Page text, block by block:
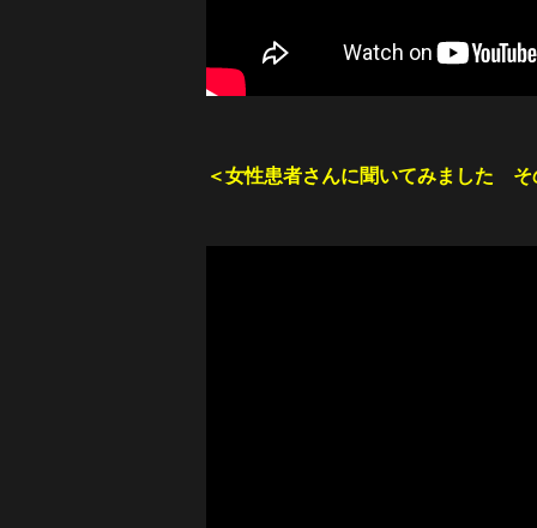
＜女性患者さんに聞いてみました そ